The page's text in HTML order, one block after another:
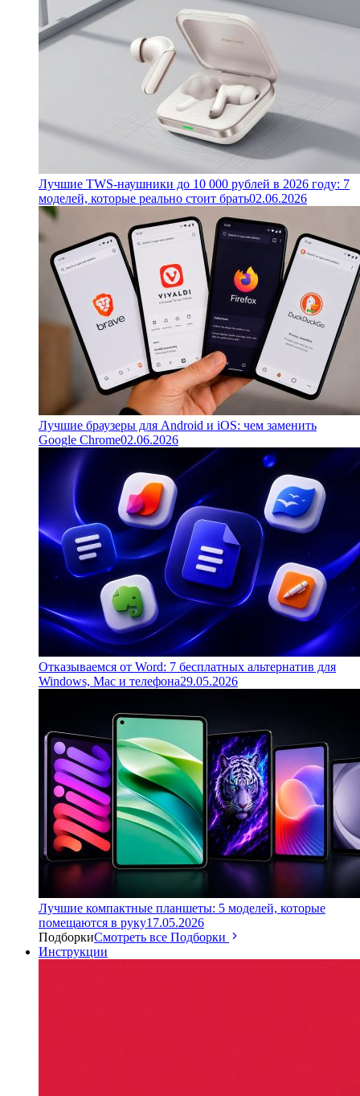
Лучшие TWS-наушники до 10 000 рублей в 2026 году: 7
моделей, которые реально стоит брать02.06.2026
Лучшие браузеры для Android и iOS: чем заменить
Google Chrome02.06.2026
Отказываемся от Word: 7 бесплатных альтернатив для
Windows, Mac и телефона29.05.2026
Лучшие компактные планшеты: 5 моделей, которые
помещаются в руку17.05.2026
ПодборкиСмотреть все Подборки
Инструкции